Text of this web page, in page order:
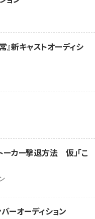
新キャストオーディシ
カー撃退方法 仮」「こ
ーオーディション